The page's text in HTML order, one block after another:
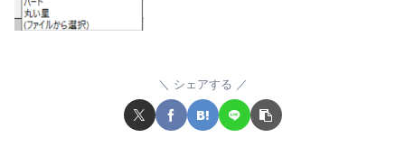
シェアする